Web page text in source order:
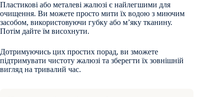
Пластикові або металеві жалюзі є найлегшими для
очищення. Ви можете просто мити їх водою з миючим
засобом, використовуючи губку або м’яку тканину.
Потім дайте їм висохнути.
Дотримуючись цих простих порад, ви зможете
підтримувати чистоту жалюзі та зберегти їх зовнішній
вигляд на тривалий час.